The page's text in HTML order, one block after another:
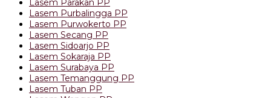
Lasem Parakan PP
Lasem Purbalingga PP
Lasem Purwokerto PP
Lasem Secang PP
Lasem Sidoarjo PP
Lasem Sokaraja PP
Lasem Surabaya PP
Lasem Temanggung PP
Lasem Tuban PP